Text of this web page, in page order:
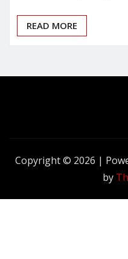
READ MORE
Copyright © 2026 |
by